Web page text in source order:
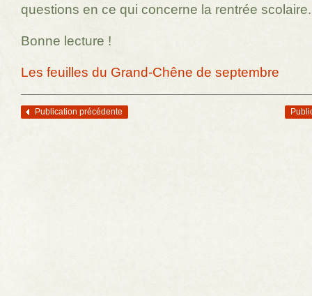
questions en ce qui concerne la rentrée scolaire.
Bonne lecture !
Les feuilles du Grand-Chêne de septembre
Navigation des articles
Publication précédente